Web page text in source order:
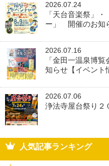
2026.07.24
「天台音楽祭」
ー」 開催のお知
2026.07.16
「金田一温泉博
知らせ【イベント
2026.07.06
浄法寺屋台祭り
人気記事ランキング